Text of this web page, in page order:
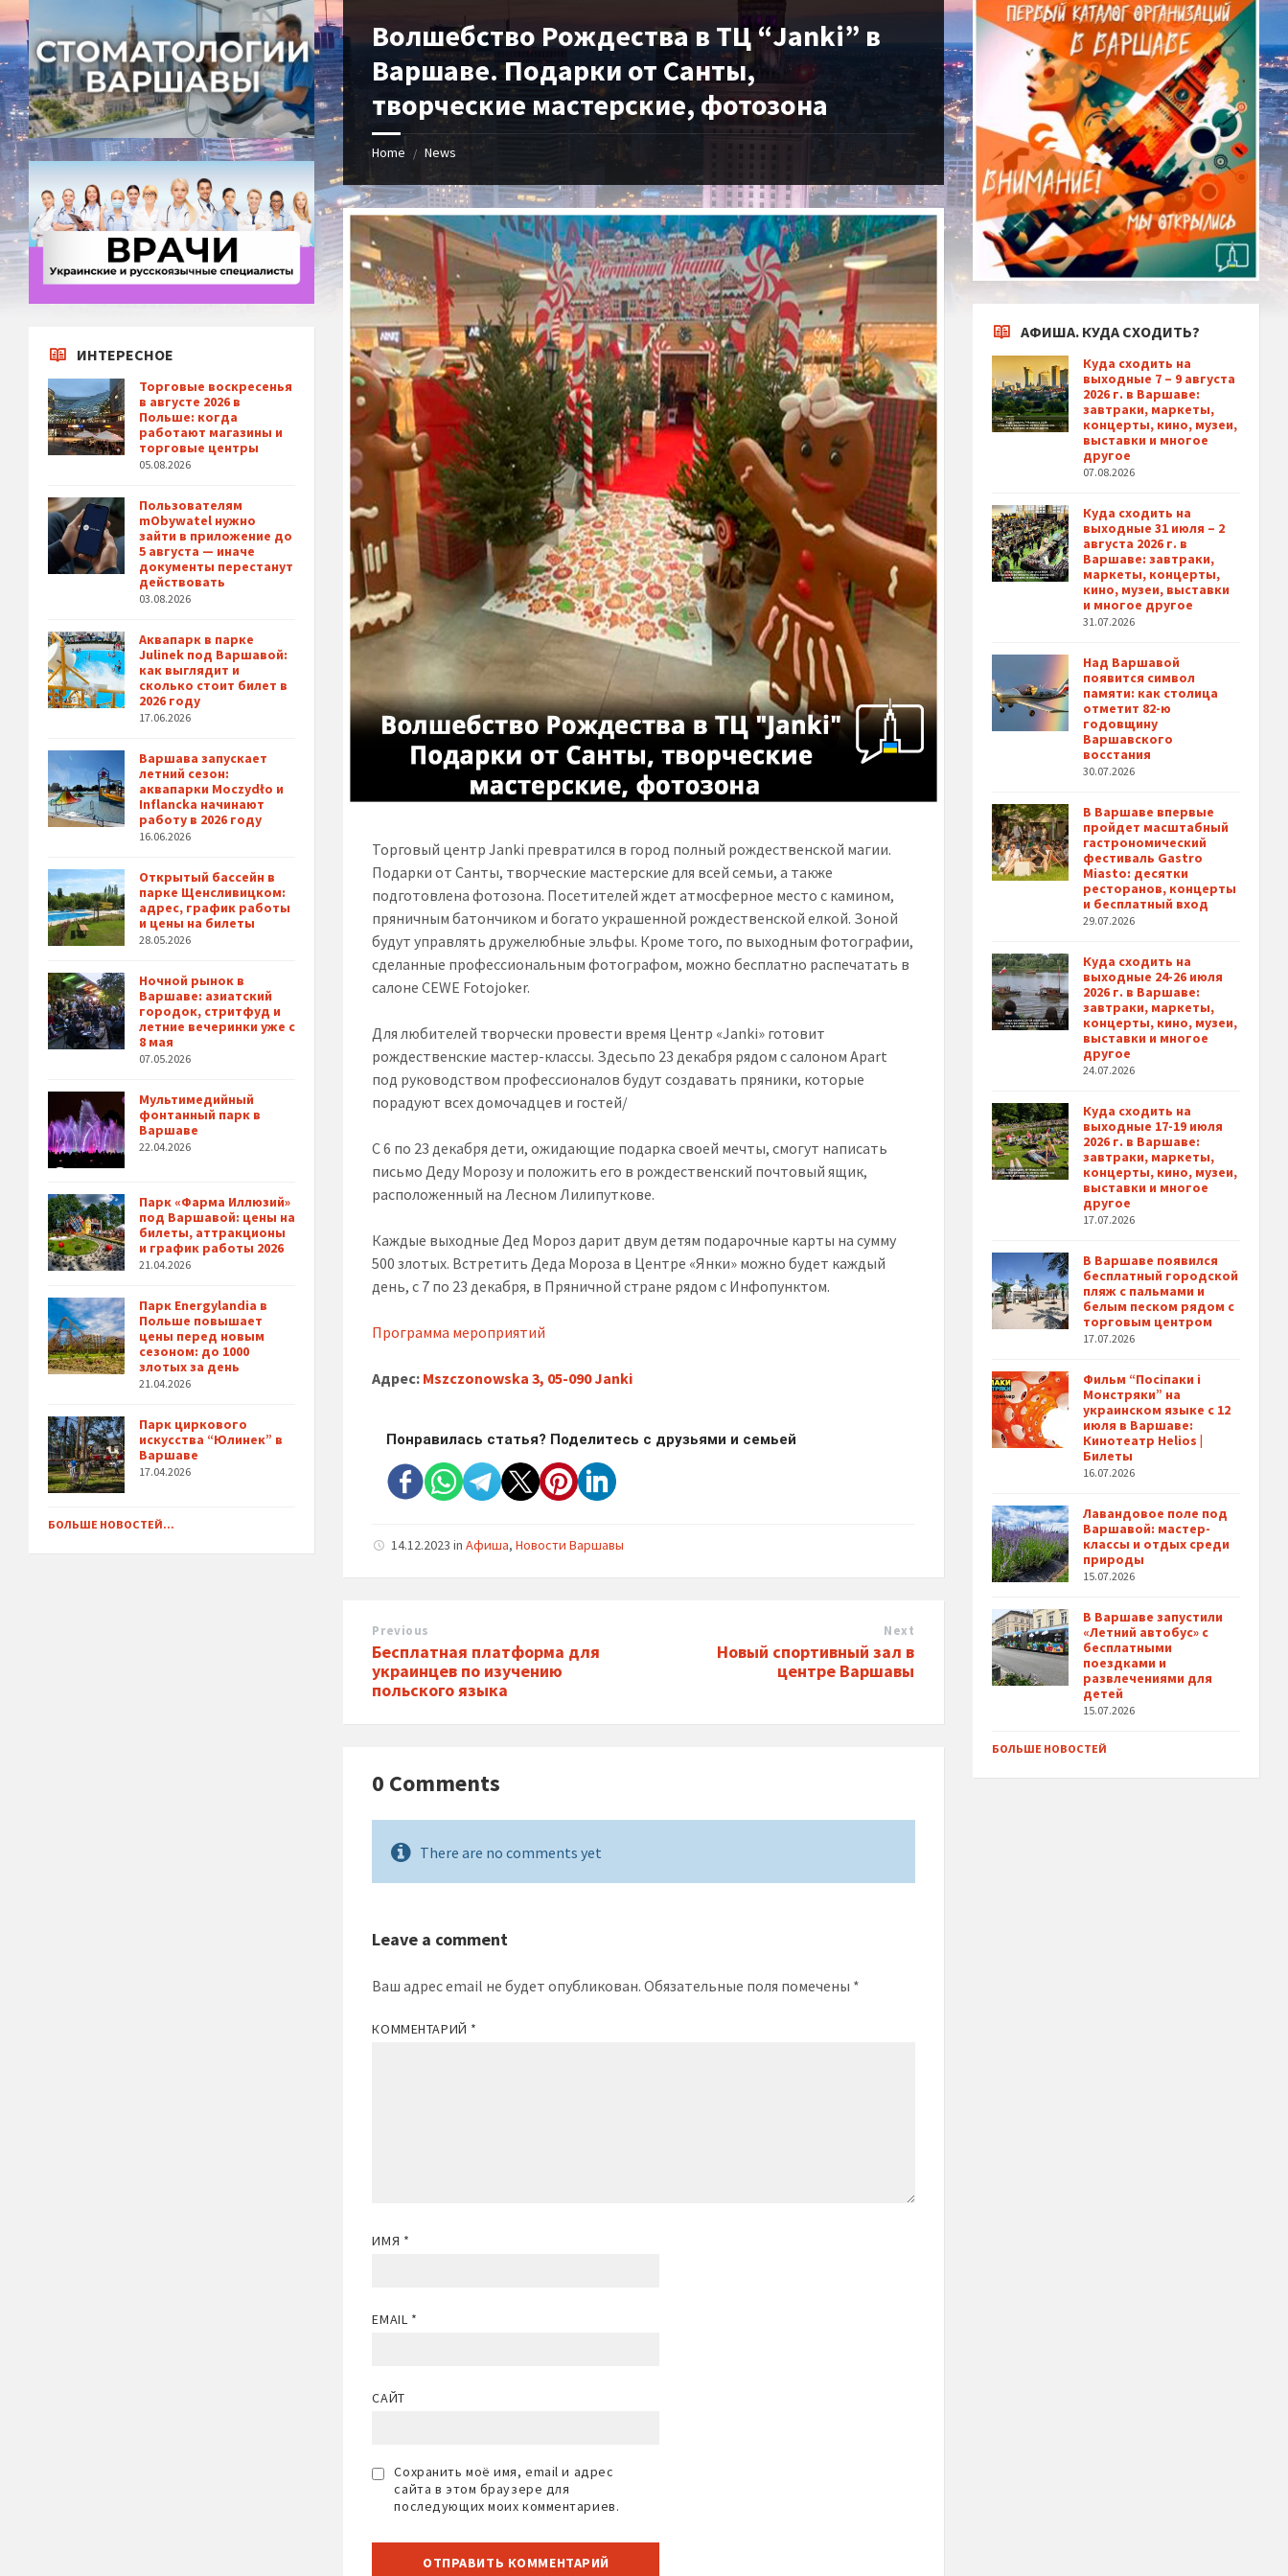
Волшебство Рождества в ТЦ “Janki” в
Варшаве. Подарки от Санты,
творческие мастерские, фотозона
Home / News
Торговый центр Janki превратился в город полный рождественской магии.
Подарки от Санты, творческие мастерские для всей семьи, а также
подготовлена ​​фотозона. Посетителей ждет атмосферное место с камином,
пряничным батончиком и богато украшенной рождественской елкой. Зоной
будут управлять дружелюбные эльфы. Кроме того, по выходным фотографии,
сделанные профессиональным фотографом, можно бесплатно распечатать в
салоне CEWE Fotojoker.
Для любителей творчески провести время Центр «Janki» готовит
рождественские мастер-классы. Здесьпо 23 декабря рядом с салоном Apart
под руководством профессионалов будут создавать пряники, которые
порадуют всех домочадцев и гостей/
С 6 по 23 декабря дети, ожидающие подарка своей мечты, смогут написать
письмо Деду Морозу и положить его в рождественский почтовый ящик,
расположенный на Лесном Лилипуткове.
Каждые выходные Дед Мороз дарит двум детям подарочные карты на сумму
500 злотых. Встретить Деда Мороза в Центре «Янки» можно будет каждый
день, с 7 по 23 декабря, в Пряничной стране рядом с Инфопунктом.
Программа мероприятий
Адрес: Mszczonowska 3, 05-090 Janki
Понравилась статья? Поделитесь с друзьями и семьей
14.12.2023inАфиша,Новости Варшавы
Previous
Бесплатная платформа для
украинцев по изучению
польского языка
Next
Новый спортивный зал в
центре Варшавы
0 Comments
There are no comments yet
Leave a comment
Ваш адрес email не будет опубликован. Обязательные поля помечены *
КОММЕНТАРИЙ *
ИМЯ *
EMAIL *
САЙТ
Сохранить моё имя, email и адрес
сайта в этом браузере для
последующих моих комментариев.
ИНТЕРЕСНОЕ
Торговые воскресенья
в августе 2026 в
Польше: когда
работают магазины и
торговые центры
05.08.2026
Пользователям
mObywatel нужно
зайти в приложение до
5 августа — иначе
документы перестанут
действовать
03.08.2026
Аквапарк в парке
Julinek под Варшавой:
как выглядит и
сколько стоит билет в
2026 году
17.06.2026
Варшава запускает
летний сезон:
аквапарки Moczydło и
Inflancka начинают
работу в 2026 году
16.06.2026
Открытый бассейн в
парке Щенсливицком:
адрес, график работы
и цены на билеты
28.05.2026
Ночной рынок в
Варшаве: азиатский
городок, стритфуд и
летние вечеринки уже с
8 мая
07.05.2026
Мультимедийный
фонтанный парк в
Варшаве
22.04.2026
Парк «Фарма Иллюзий»
под Варшавой: цены на
билеты, аттракционы
и график работы 2026
21.04.2026
Парк Energylandia в
Польше повышает
цены перед новым
сезоном: до 1000
злотых за день
21.04.2026
Парк циркового
искусства “Юлинек” в
Варшаве
17.04.2026
БОЛЬШЕ НОВОСТЕЙ...
АФИША. КУДА СХОДИТЬ?
Куда сходить на
выходные 7 – 9 августа
2026 г. в Варшаве:
завтраки, маркеты,
концерты, кино, музеи,
выставки и многое
другое
07.08.2026
Куда сходить на
выходные 31 июля – 2
августа 2026 г. в
Варшаве: завтраки,
маркеты, концерты,
кино, музеи, выставки
и многое другое
31.07.2026
Над Варшавой
появится символ
памяти: как столица
отметит 82-ю
годовщину
Варшавского
восстания
30.07.2026
В Варшаве впервые
пройдет масштабный
гастрономический
фестиваль Gastro
Miasto: десятки
ресторанов, концерты
и бесплатный вход
29.07.2026
Куда сходить на
выходные 24-26 июля
2026 г. в Варшаве:
завтраки, маркеты,
концерты, кино, музеи,
выставки и многое
другое
24.07.2026
Куда сходить на
выходные 17-19 июля
2026 г. в Варшаве:
завтраки, маркеты,
концерты, кино, музеи,
выставки и многое
другое
17.07.2026
В Варшаве появился
бесплатный городской
пляж с пальмами и
белым песком рядом с
торговым центром
17.07.2026
Фильм “Посіпаки і
Монстряки” на
украинском языке с 12
июля в Варшаве:
Кинотеатр Helios |
Билеты
16.07.2026
Лавандовое поле под
Варшавой: мастер-
классы и отдых среди
природы
15.07.2026
В Варшаве запустили
«Летний автобус» с
бесплатными
поездками и
развлечениями для
детей
15.07.2026
БОЛЬШЕ НОВОСТЕЙ